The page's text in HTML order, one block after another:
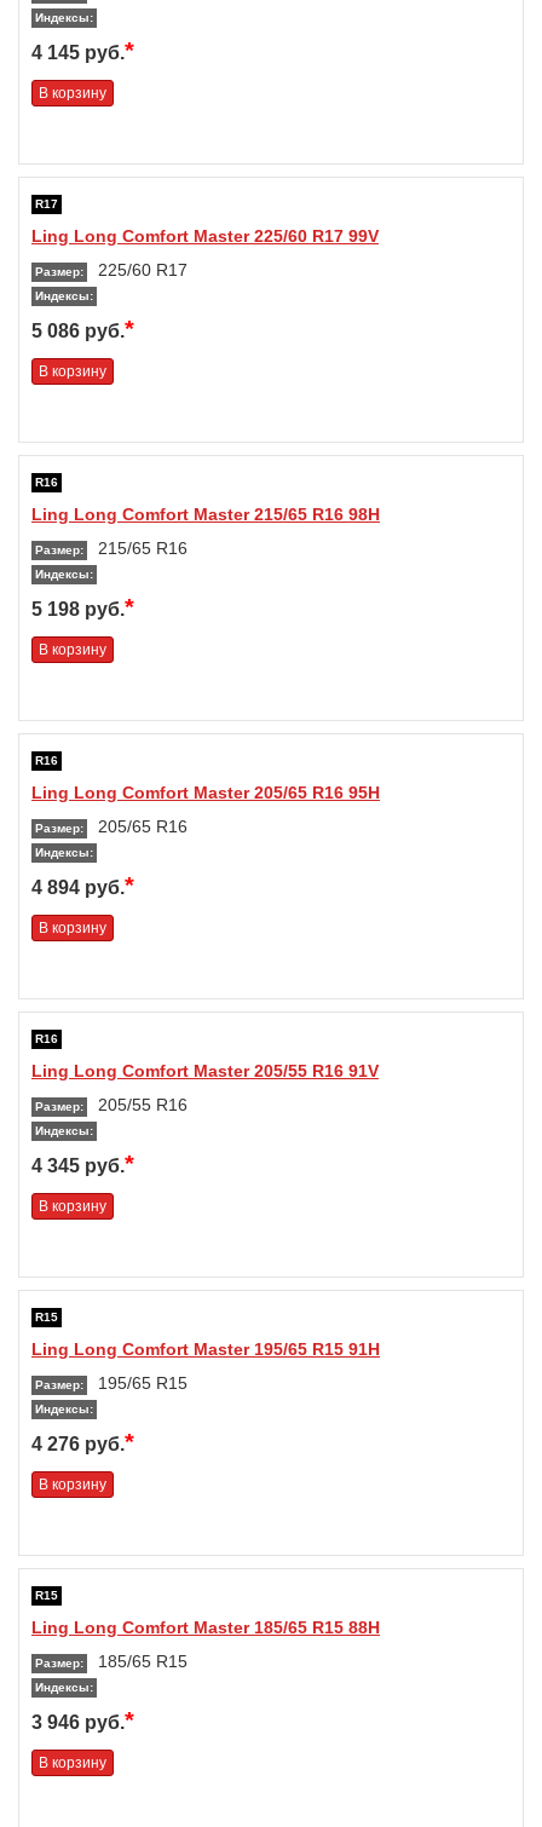
Индексы:
4 145 руб.*
В корзину
R17
Ling Long Comfort Master 225/60 R17 99V
Размер: 225/60 R17
Индексы:
5 086 руб.*
В корзину
R16
Ling Long Comfort Master 215/65 R16 98H
Размер: 215/65 R16
Индексы:
5 198 руб.*
В корзину
R16
Ling Long Comfort Master 205/65 R16 95H
Размер: 205/65 R16
Индексы:
4 894 руб.*
В корзину
R16
Ling Long Comfort Master 205/55 R16 91V
Размер: 205/55 R16
Индексы:
4 345 руб.*
В корзину
R15
Ling Long Comfort Master 195/65 R15 91H
Размер: 195/65 R15
Индексы:
4 276 руб.*
В корзину
R15
Ling Long Comfort Master 185/65 R15 88H
Размер: 185/65 R15
Индексы:
3 946 руб.*
В корзину